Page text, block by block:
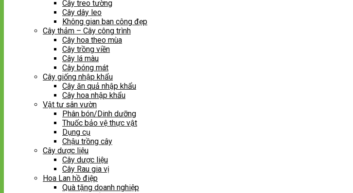
Cây treo tường
Cây dây leo
Không gian ban công đẹp
Cây thảm – Cây công trình
Cây hoa theo mùa
Cây trồng viền
Cây lá màu
Cây bóng mát
Cây giống nhập khẩu
Cây ăn quả nhập khẩu
Cây hoa nhập khẩu
Vật tư sân vườn
Phân bón/Dinh dưỡng
Thuốc bảo vệ thực vật
Dụng cụ
Chậu trồng cây
Cây dược liệu
Cây dược liệu
Cây Rau gia vị
Hoa Lan hồ điệp
Quà tặng doanh nghiệp